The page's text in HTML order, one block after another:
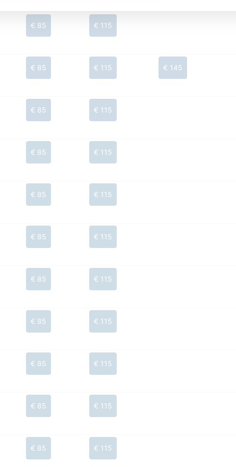
€ 85 € 115
€ 85 € 115 € 145
€ 85 € 115
€ 85 € 115
€ 85 € 115
€ 85 € 115
€ 85 € 115
€ 85 € 115
€ 85 € 115
€ 85 € 115
€ 85 € 115